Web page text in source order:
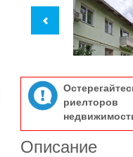
Описание